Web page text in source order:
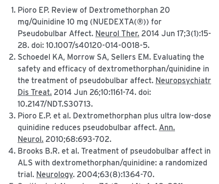
Pioro EP. Review of Dextromethorphan 20
mg/Quinidine 10 mg (NUEDEXTA(®)) for
Pseudobulbar Affect. Neurol Ther. 2014 Jun 17;3(1):15-
28. doi: 10.1007/s40120-014-0018-5.
Schoedel KA, Morrow SA, Sellers EM. Evaluating the
safety and efficacy of dextromethorphan/quinidine in
the treatment of pseudobulbar affect. Neuropsychiatr
Dis Treat. 2014 Jun 26;10:1161-74. doi:
10.2147/NDT.S30713.
Pioro E.P. et al. Dextromethorphan plus ultra low-dose
quinidine reduces pseudobulbar affect. Ann.
Neurol. 2010;68:693-702.
Brooks B.R. et al. Treatment of pseudobulbar affect in
ALS with dextromethorphan/quinidine: a randomized
trial. Neurology. 2004;63(8):1364-70.